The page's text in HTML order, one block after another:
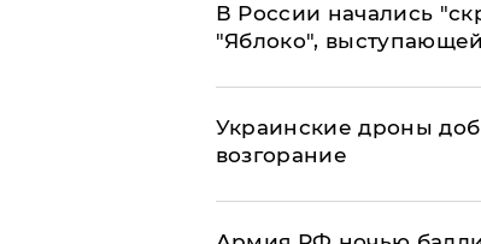
В России начались
"Яблоко",
Украинские дроны
возгорание